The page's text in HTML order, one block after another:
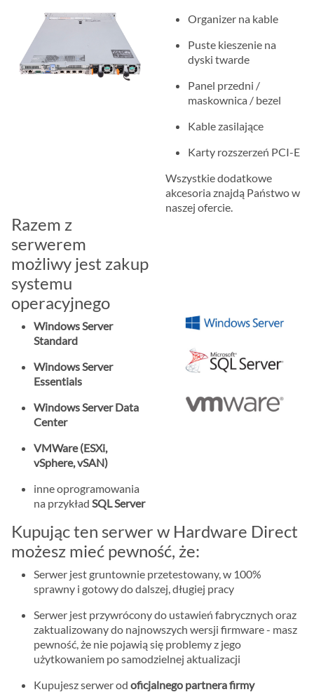
Organizer na kable
Puste kieszenie na
dyski twarde
Panel przedni /
maskownica / bezel
Kable zasilające
Karty rozszerzeń PCI-E
Wszystkie dodatkowe
akcesoria znajdą Państwo w
naszej ofercie.
Razem z
serwerem
możliwy jest zakup
systemu
operacyjnego
Windows Server
Standard
Windows Server
Essentials
Windows Server Data
Center
VMWare (ESXi,
vSphere, vSAN)
inne oprogramowania
na przykład SQL Server
Kupując ten serwer w Hardware Direct
możesz mieć pewność, że:
Serwer jest gruntownie przetestowany, w 100%
sprawny i gotowy do dalszej, długiej pracy
Serwer jest przywrócony do ustawień fabrycznych oraz
zaktualizowany do najnowszych wersji firmware - masz
pewność, że nie pojawią się problemy z jego
użytkowaniem po samodzielnej aktualizacji
Kupujesz serwer od oficjalnego partnera firmy